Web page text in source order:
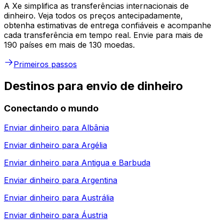
A Xe simplifica as transferências internacionais de
dinheiro. Veja todos os preços antecipadamente,
obtenha estimativas de entrega confiáveis e acompanhe
cada transferência em tempo real. Envie para mais de
190 países em mais de 130 moedas.
Primeiros passos
Destinos para envio de dinheiro
Conectando o mundo
Enviar dinheiro para Albânia
Enviar dinheiro para Argélia
Enviar dinheiro para Antigua e Barbuda
Enviar dinheiro para Argentina
Enviar dinheiro para Austrália
Enviar dinheiro para Áustria